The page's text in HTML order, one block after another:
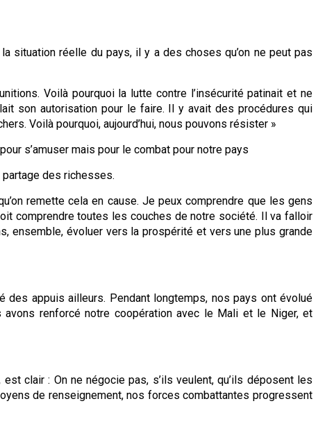
situation réelle du pays, il y a des choses qu’on ne peut pas
Voilà pourquoi la lutte contre l’insécurité patinait et ne
son autorisation pour le faire. Il y avait des procédures qui
Voilà pourquoi, aujourd’hui, nous pouvons résister »
s’amuser mais pour le combat pour notre pays
partage des richesses.
remette cela en cause. Je peux comprendre que les gens
comprendre toutes les couches de notre société. Il va falloir
ensemble, évoluer vers la prospérité et vers une plus grande
appuis ailleurs. Pendant longtemps, nos pays ont évolué
renforcé notre coopération avec le Mali et le Niger, et
clair : On ne négocie pas, s’ils veulent, qu’ils déposent les
de renseignement, nos forces combattantes progressent